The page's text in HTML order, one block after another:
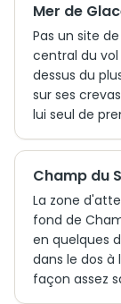
Mer de
Pas un site
central du vol
dessus du
sur ses
lui seul de
Champ du
La zone
fond de
en quelques
dans le dos à
façon assez